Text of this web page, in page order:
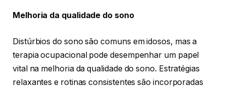
Melhoria da qualidade do sono
Distúrbios do sono são comuns em idosos, mas a
terapia ocupacional pode desempenhar um papel
vital na melhoria da qualidade do sono. Estratégias
relaxantes e rotinas consistentes são incorporadas